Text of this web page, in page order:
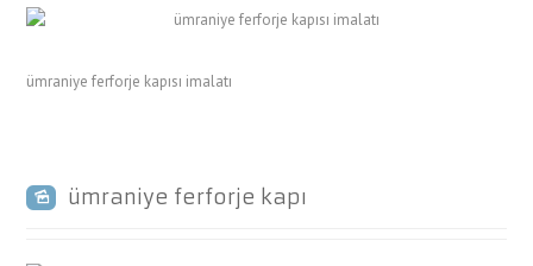
ümraniye ferforje kapısı imalatı
ümraniye ferforje kapı